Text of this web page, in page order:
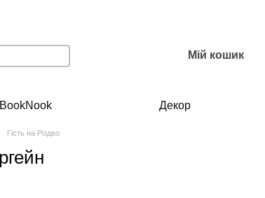
Мій кошик
BookNook Декор
Гість на Різдво